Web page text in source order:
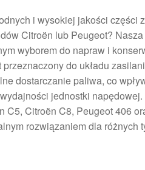
i wysokiej jakości części
Citroën lub Peugeot?
wyborem do napraw i
przeznaczony do układu
dostarczanie paliwa, co
jednostki
C5, Citroën C8, Peugeot 406
rozwiązaniem dla różnych